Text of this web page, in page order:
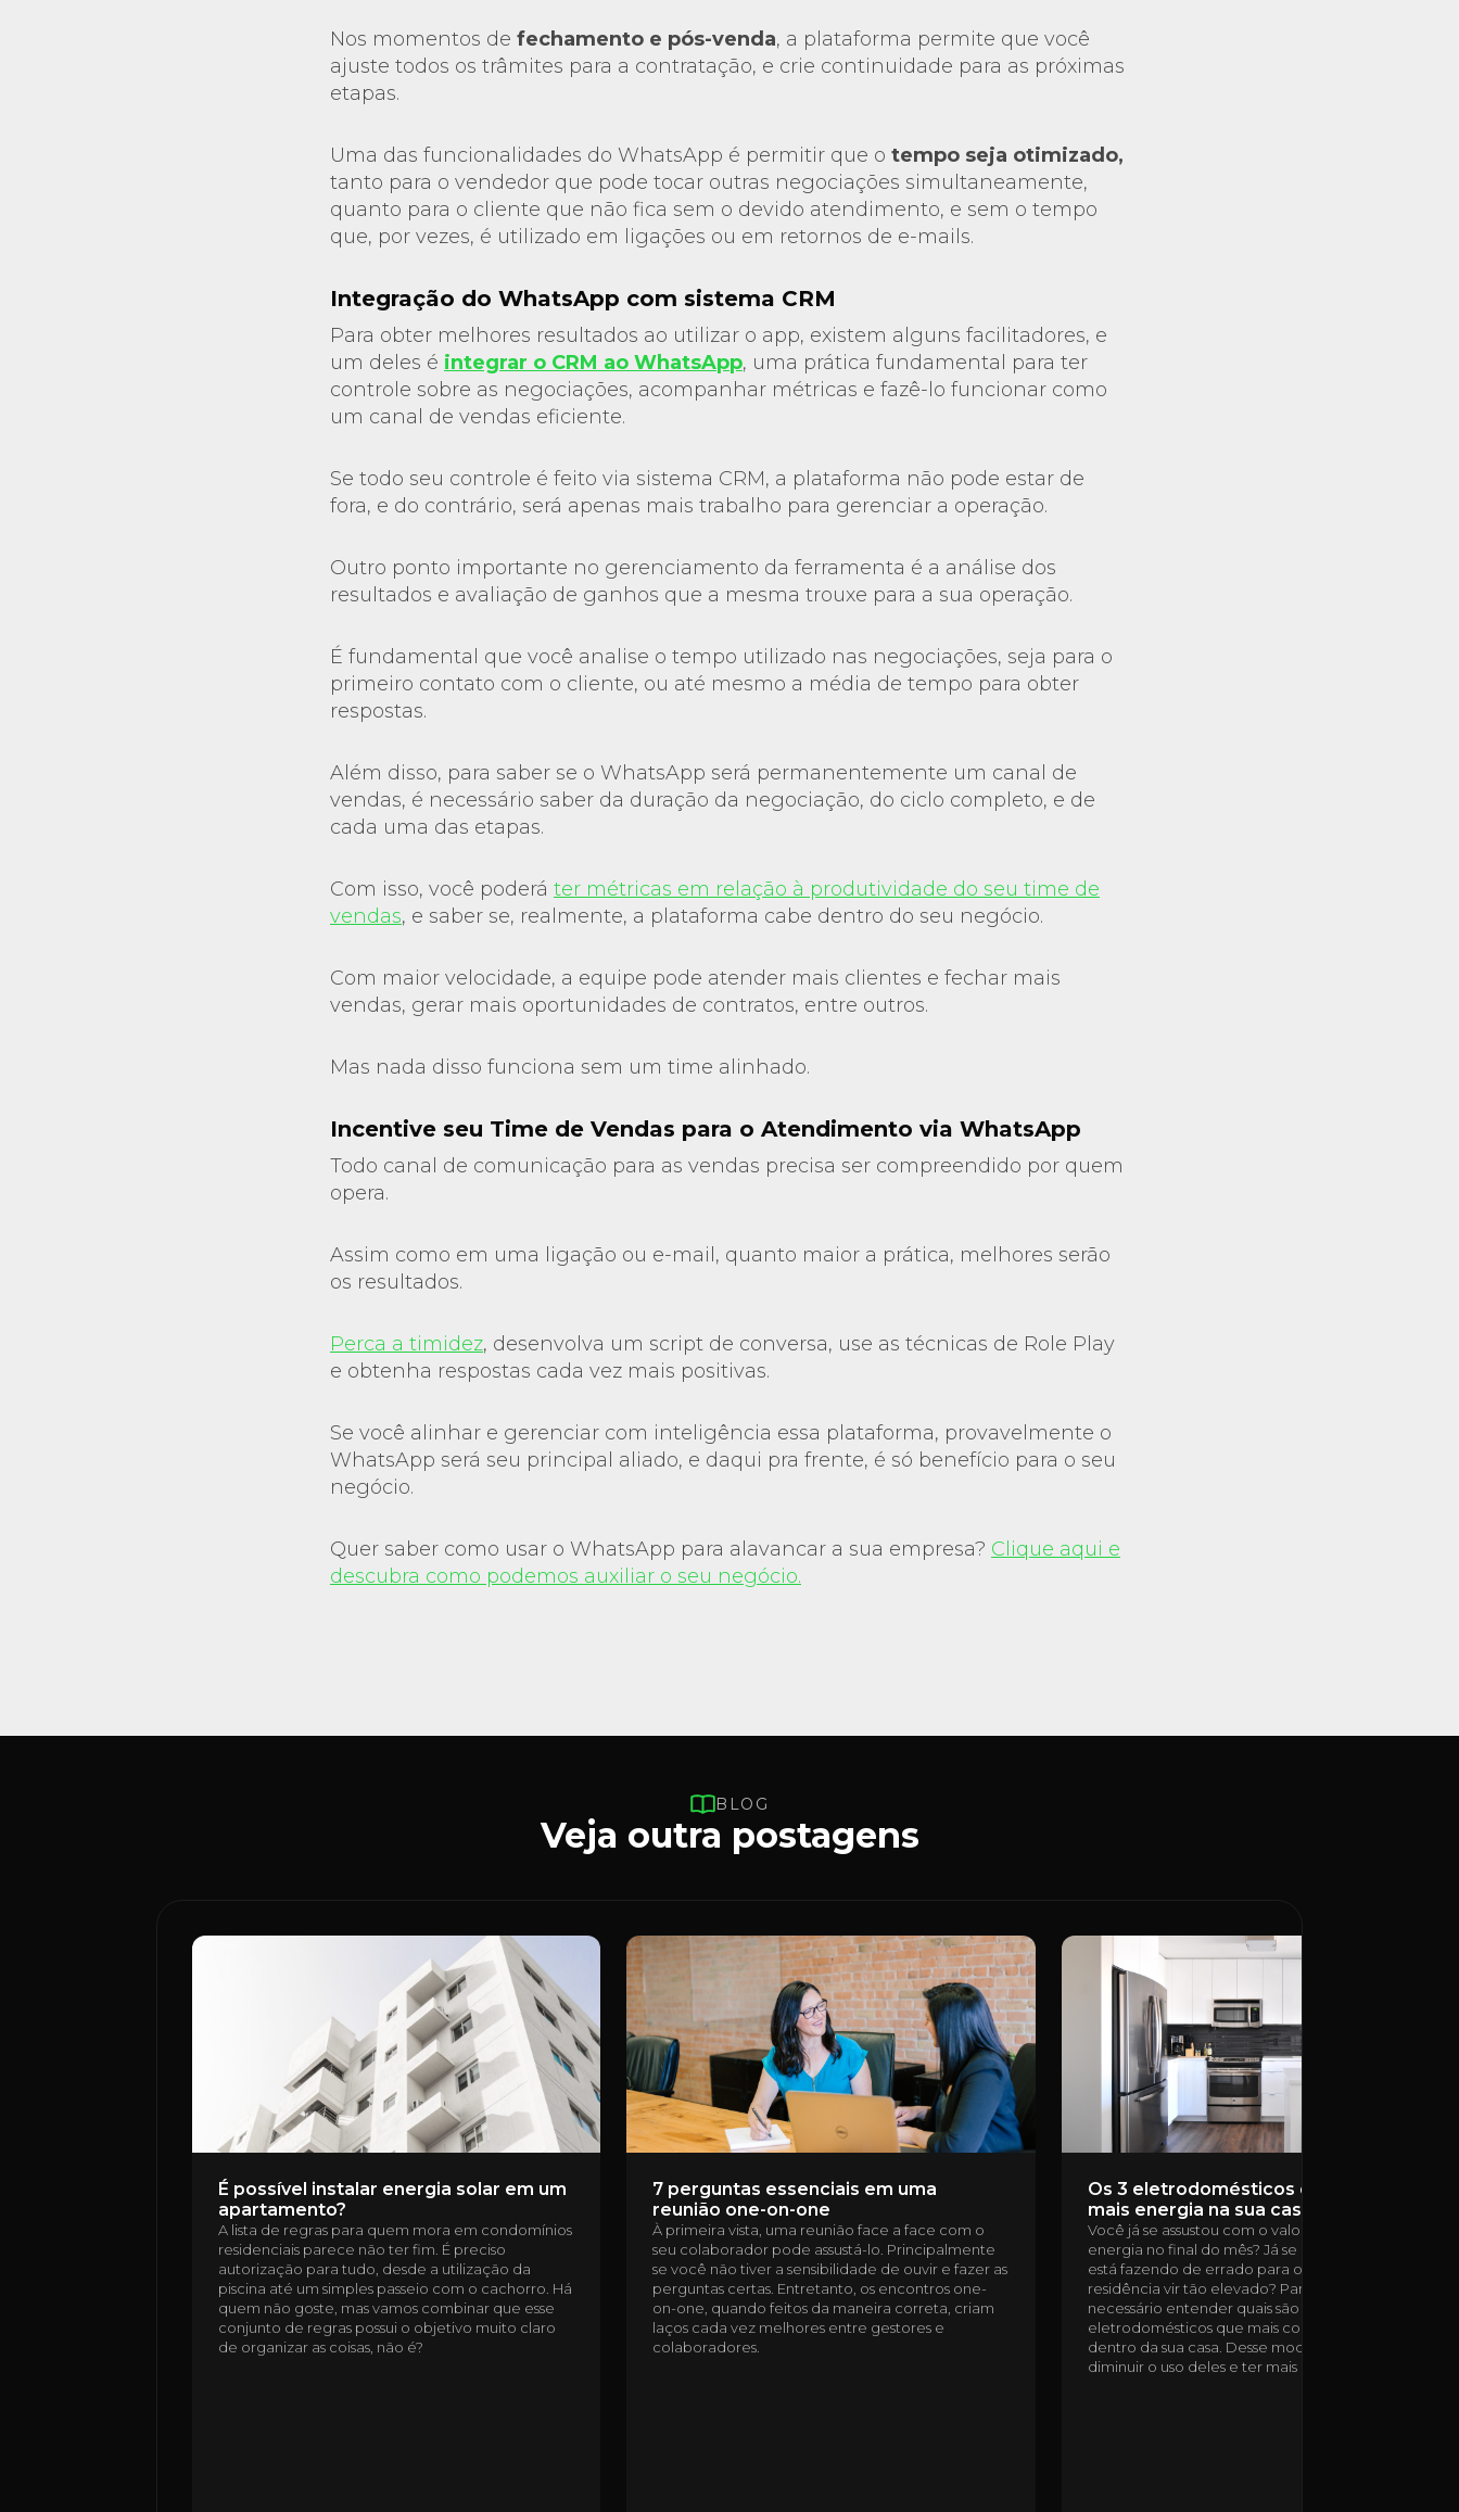
Nos momentos de fechamento e pós-venda, a plataforma permite que você
ajuste todos os trâmites para a contratação, e crie continuidade para as próximas
etapas.
Uma das funcionalidades do WhatsApp é permitir que o tempo seja otimizado,
tanto para o vendedor que pode tocar outras negociações simultaneamente,
quanto para o cliente que não fica sem o devido atendimento, e sem o tempo
que, por vezes, é utilizado em ligações ou em retornos de e-mails.
Integração do WhatsApp com sistema CRM
Para obter melhores resultados ao utilizar o app, existem alguns facilitadores, e
um deles é integrar o CRM ao WhatsApp, uma prática fundamental para ter
controle sobre as negociações, acompanhar métricas e fazê-lo funcionar como
um canal de vendas eficiente.
Se todo seu controle é feito via sistema CRM, a plataforma não pode estar de
fora, e do contrário, será apenas mais trabalho para gerenciar a operação.
Outro ponto importante no gerenciamento da ferramenta é a análise dos
resultados e avaliação de ganhos que a mesma trouxe para a sua operação.
É fundamental que você analise o tempo utilizado nas negociações, seja para o
primeiro contato com o cliente, ou até mesmo a média de tempo para obter
respostas.
Além disso, para saber se o WhatsApp será permanentemente um canal de
vendas, é necessário saber da duração da negociação, do ciclo completo, e de
cada uma das etapas.
Com isso, você poderá ter métricas em relação à produtividade do seu time de
vendas, e saber se, realmente, a plataforma cabe dentro do seu negócio.
Com maior velocidade, a equipe pode atender mais clientes e fechar mais
vendas, gerar mais oportunidades de contratos, entre outros.
Mas nada disso funciona sem um time alinhado.
Incentive seu Time de Vendas para o Atendimento via WhatsApp
Todo canal de comunicação para as vendas precisa ser compreendido por quem
opera.
Assim como em uma ligação ou e-mail, quanto maior a prática, melhores serão
os resultados.
Perca a timidez, desenvolva um script de conversa, use as técnicas de Role Play
e obtenha respostas cada vez mais positivas.
Se você alinhar e gerenciar com inteligência essa plataforma, provavelmente o
WhatsApp será seu principal aliado, e daqui pra frente, é só benefício para o seu
negócio.
Quer saber como usar o WhatsApp para alavancar a sua empresa? Clique aqui e
descubra como podemos auxiliar o seu negócio.
BLOG
Veja outra postagens
É possível instalar energia solar em um
apartamento?
A lista de regras para quem mora em condomínios
residenciais parece não ter fim. É preciso
autorização para tudo, desde a utilização da
piscina até um simples passeio com o cachorro. Há
quem não goste, mas vamos combinar que esse
conjunto de regras possui o objetivo muito claro
de organizar as coisas, não é?
7 perguntas essenciais em uma
reunião one-on-one
À primeira vista, uma reunião face a face com o
seu colaborador pode assustá-lo. Principalmente
se você não tiver a sensibilidade de ouvir e fazer as
perguntas certas. Entretanto, os encontros one-
on-one, quando feitos da maneira correta, criam
laços cada vez melhores entre gestores e
colaboradores.
Os 3 eletrodomésticos que consomem
mais energia na sua casa
Você já se assustou com o valor da sua conta de
energia no final do mês? Já se questionou o que
está fazendo de errado para o consumo da sua
residência vir tão elevado? Para evitar surpresas, é
necessário entender quais são os
eletrodomésticos que mais consomem energia
dentro da sua casa. Desse modo, você consegue
diminuir o uso deles e ter mais economia.